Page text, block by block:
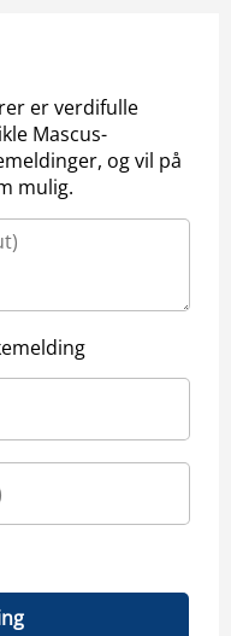
er verdifulle
Mascus-
og vil på
mulig.